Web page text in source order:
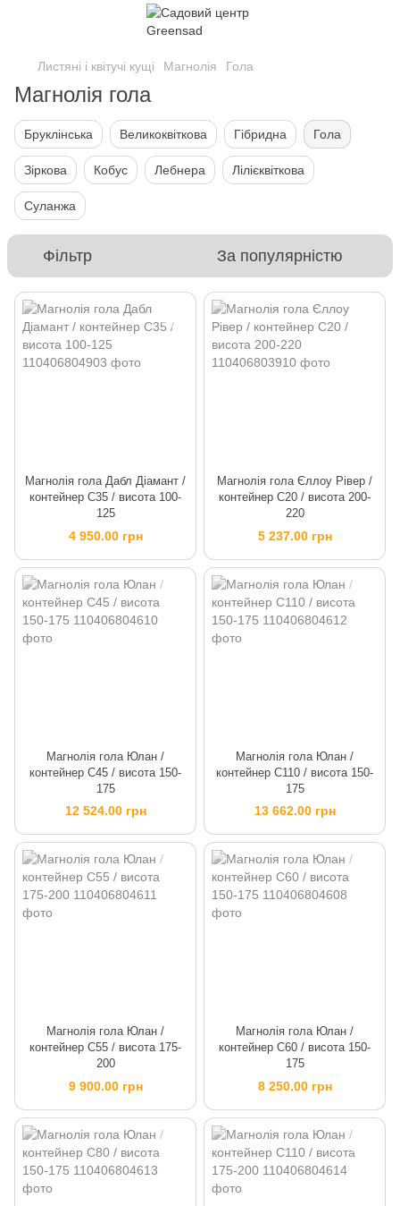
Листяні і квітучі кущі Магнолія Гола
Магнолія гола
Бруклінська Великоквіткова Гібридна Гола
Зіркова Кобус Лебнера Лілієквіткова
Суланжа
Фільтр За популярністю
Магнолія гола Дабл Діамант /
контейнер C35 / висота 100-
125
4 950.00 грн
Магнолія гола Єллоу Рівер /
контейнер C20 / висота 200-
220
5 237.00 грн
Магнолія гола Юлан /
контейнер C45 / висота 150-
175
12 524.00 грн
Магнолія гола Юлан /
контейнер C110 / висота 150-
175
13 662.00 грн
Магнолія гола Юлан /
контейнер C55 / висота 175-
200
9 900.00 грн
Магнолія гола Юлан /
контейнер C60 / висота 150-
175
8 250.00 грн